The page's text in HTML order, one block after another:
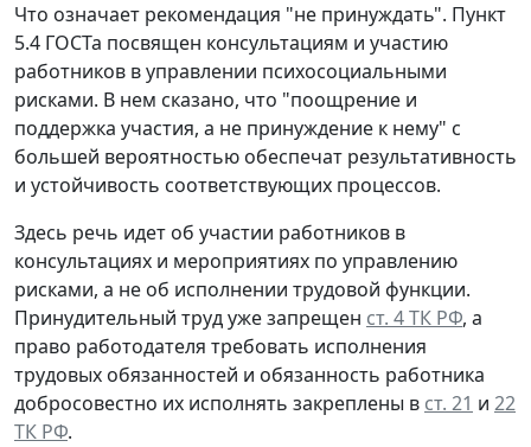
Что означает рекомендация "не принуждать". Пункт
5.4 ГОСТа посвящен консультациям и участию
работников в управлении психосоциальными
рисками. В нем сказано, что "поощрение и
поддержка участия, а не принуждение к нему" с
большей вероятностью обеспечат результативность
и устойчивость соответствующих процессов.
Здесь речь идет об участии работников в
консультациях и мероприятиях по управлению
рисками, а не об исполнении трудовой функции.
Принудительный труд уже запрещен ст. 4 ТК РФ, а
право работодателя требовать исполнения
трудовых обязанностей и обязанность работника
добросовестно их исполнять закреплены в ст. 21 и 22
ТК РФ.